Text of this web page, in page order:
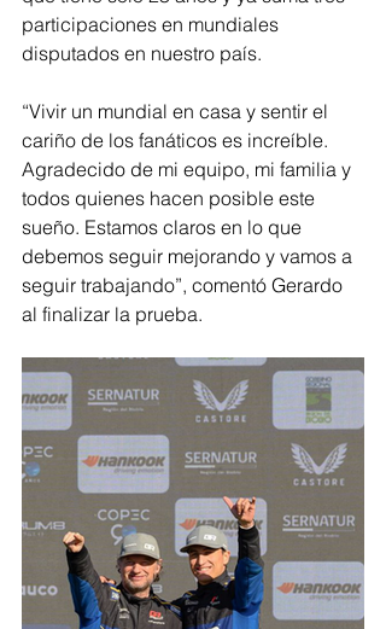
participaciones en mundiales
disputados en nuestro país.
“Vivir un mundial en casa y sentir el
cariño de los fanáticos es increíble.
Agradecido de mi equipo, mi familia y
todos quienes hacen posible este
sueño. Estamos claros en lo que
debemos seguir mejorando y vamos a
seguir trabajando”, comentó Gerardo
al finalizar la prueba.